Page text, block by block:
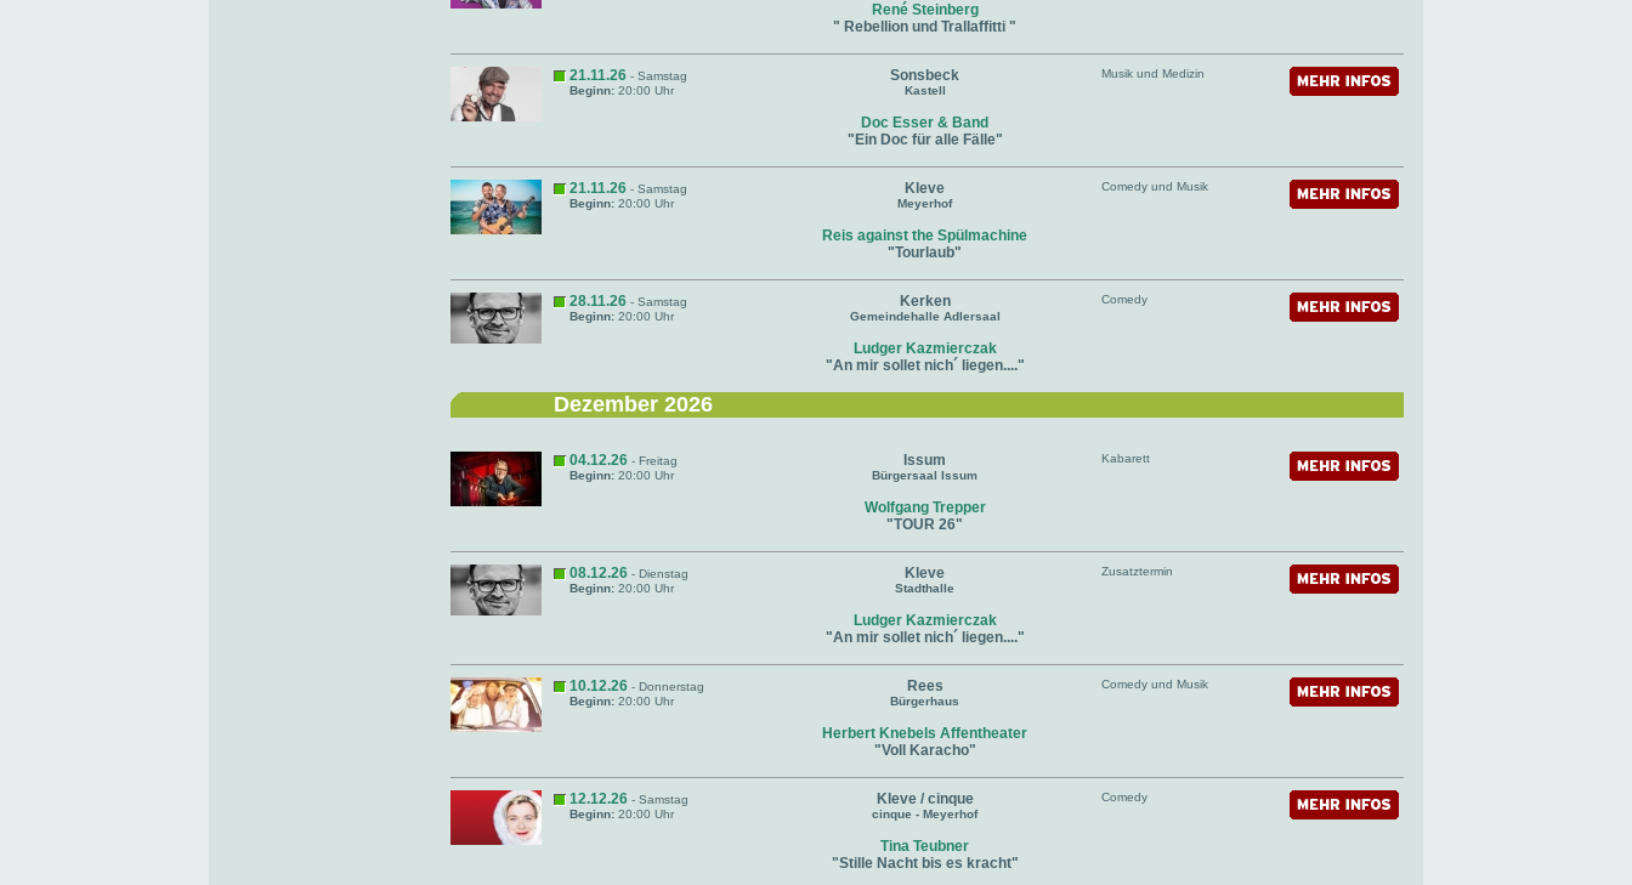
René Steinberg
" Rebellion und Trallaffitti "
21.11.26 - Samstag
Beginn: 20:00 Uhr
Sonsbeck
Kastell
Doc Esser & Band
"Ein Doc für alle Fälle"
Musik und Medizin
21.11.26 - Samstag
Beginn: 20:00 Uhr
Kleve
Meyerhof
Reis against the Spülmachine
"Tourlaub"
Comedy und Musik
28.11.26 - Samstag
Beginn: 20:00 Uhr
Kerken
Gemeindehalle Adlersaal
Ludger Kazmierczak
"An mir sollet nich´ liegen...."
Comedy
Dezember 2026
04.12.26 - Freitag
Beginn: 20:00 Uhr
Issum
Bürgersaal Issum
Wolfgang Trepper
"TOUR 26"
Kabarett
08.12.26 - Dienstag
Beginn: 20:00 Uhr
Kleve
Stadthalle
Ludger Kazmierczak
"An mir sollet nich´ liegen...."
Zusatztermin
10.12.26 - Donnerstag
Beginn: 20:00 Uhr
Rees
Bürgerhaus
Herbert Knebels Affentheater
"Voll Karacho"
Comedy und Musik
12.12.26 - Samstag
Beginn: 20:00 Uhr
Kleve / cinque
cinque - Meyerhof
Tina Teubner
"Stille Nacht bis es kracht"
Comedy